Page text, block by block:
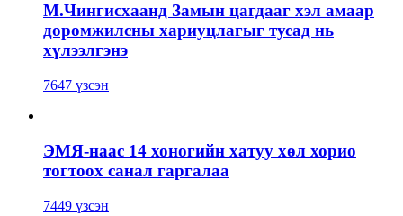
М.Чингисхаанд Замын цагдааг хэл амаар
доромжилсны хариуцлагыг тусад нь
хүлээлгэнэ
7647 үзсэн
ЭМЯ-наас 14 хоногийн хатуу хөл хорио
тогтоох санал гаргалаа
7449 үзсэн